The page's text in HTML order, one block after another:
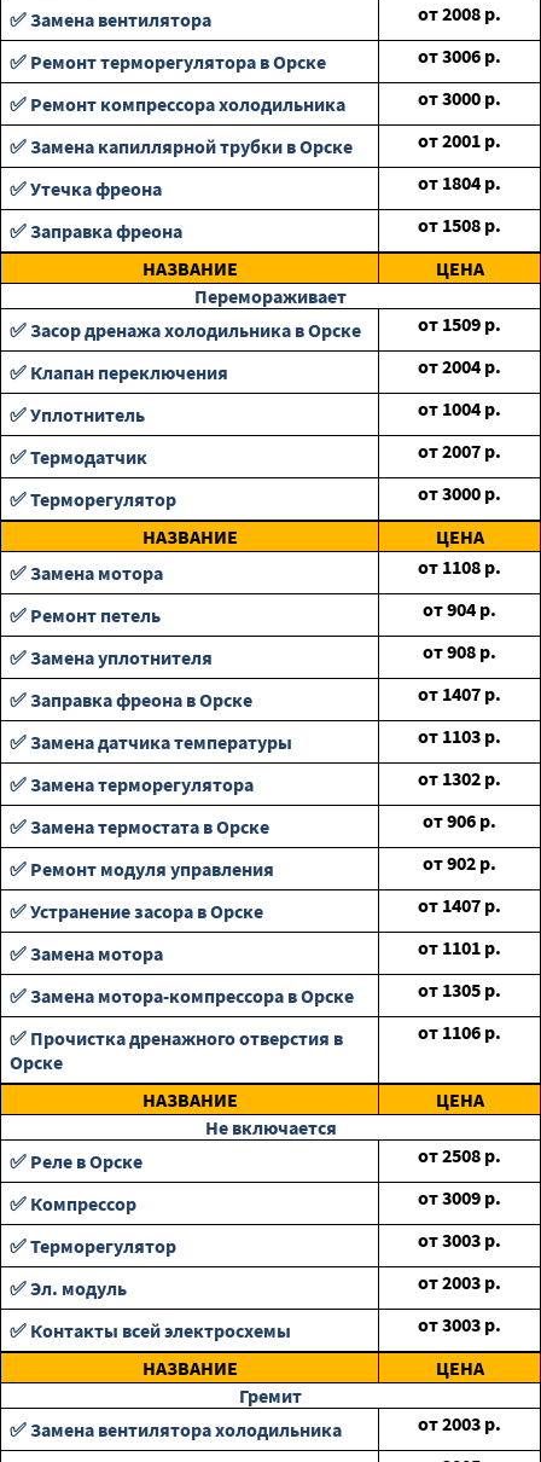
✅ Замена вентилятора
от2008 р.
✅ Ремонт терморегулятора в Орске
от3006 р.
✅ Ремонт компрессора холодильника
от3000 р.
✅ Замена капиллярной трубки в Орске
от2001 р.
✅ Утечка фреона
от 1804 р.
✅ Заправка фреона
от 1508 р.
НАЗВАНИЕ
ЦЕНА
Перемораживает
✅ Засор дренажа холодильника в Орске
от 1509 р.
✅ Клапан переключения
от2004 р.
✅ Уплотнитель
от 1004 р.
✅ Термодатчик
от2007 р.
✅ Терморегулятор
от3000 р.
НАЗВАНИЕ
ЦЕНА
✅ Замена мотора
от 1108 р.
✅ Ремонт петель
от904 р.
✅ Замена уплотнителя
от908 р.
✅ Заправка фреона в Орске
от 1407 р.
✅ Замена датчика температуры
от 1103 р.
✅ Замена терморегулятора
от 1302 р.
✅ Замена термостата в Орске
от906 р.
✅ Ремонт модуля управления
от902 р.
✅ Устранение засора в Орске
от 1407 р.
✅ Замена мотора
от 1101 р.
✅ Замена мотора-компрессора в Орске
от 1305 р.
✅ Прочистка дренажного отверстия в
Орске
от 1106 р.
НАЗВАНИЕ
ЦЕНА
Не включается
✅ Реле в Орске
от2508 р.
✅ Компрессор
от3009 р.
✅ Терморегулятор
от3003 р.
✅ Эл. модуль
от2003 р.
✅ Контакты всей электросхемы
от3003 р.
НАЗВАНИЕ
ЦЕНА
Гремит
✅ Замена вентилятора холодильника
от2003 р.